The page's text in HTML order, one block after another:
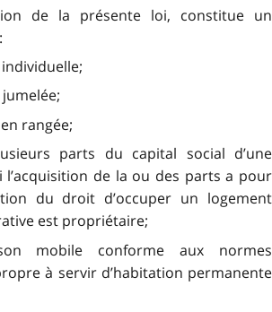
de la présente loi, constitue un
rangée;
parts du capital social d’une
l’acquisition de la ou des parts a pour
du droit d’occuper un logement
est propriétaire;
mobile conforme aux normes
à servir d’habitation permanente